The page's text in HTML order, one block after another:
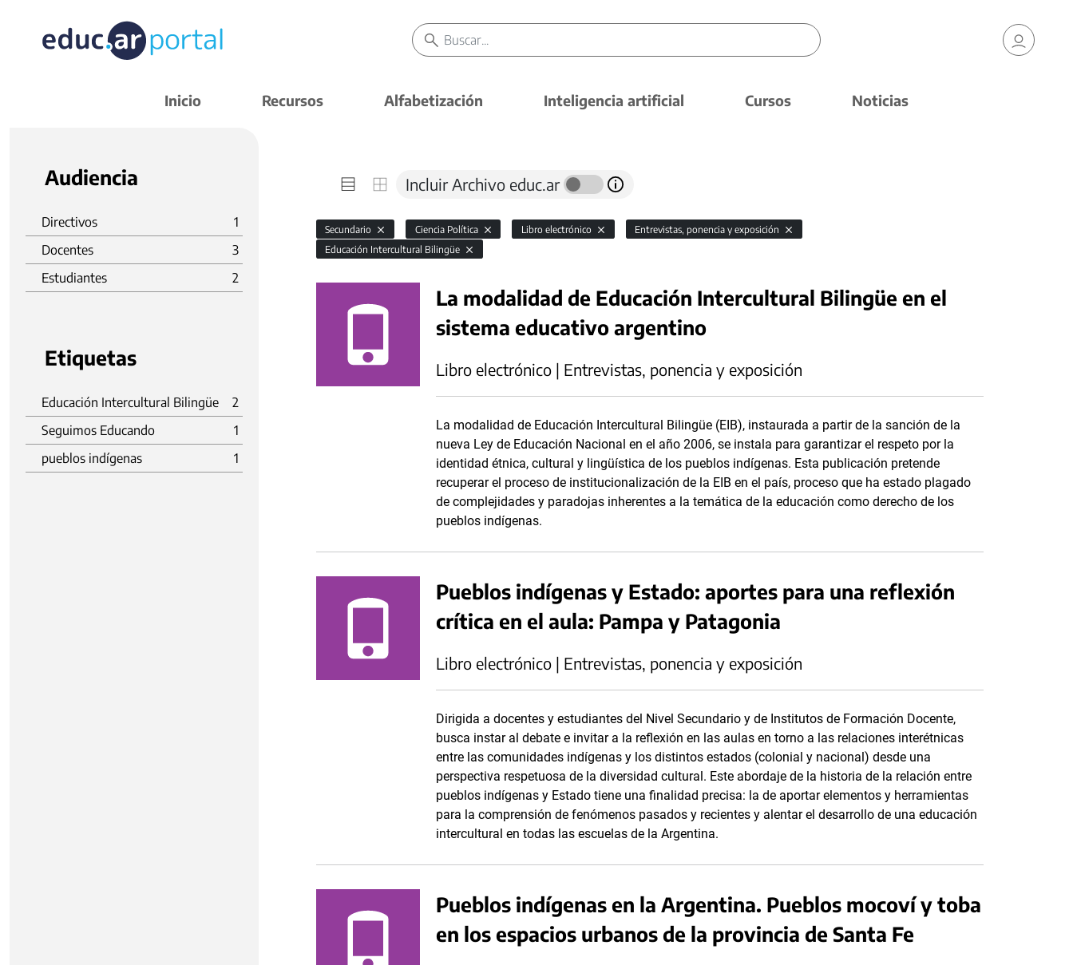
Inicio Recursos Alfabetización Inteligencia artificial Cursos Noticias
Audiencia
Directivos
1
Docentes
3
Estudiantes
2
Etiquetas
Educación Intercultural Bilingüe
2
Seguimos Educando
1
pueblos indígenas
1
Incluir Archivo educ.ar
Secundario Ciencia Política Libro electrónico
Entrevistas, ponencia y exposición
Educación Intercultural Bilingüe
La modalidad de Educación Intercultural Bilingüe en el
sistema educativo argentino
Libro electrónico | Entrevistas, ponencia y exposición
La modalidad de Educación Intercultural Bilingüe (EIB), instaurada a partir de la sanción de la
nueva Ley de Educación Nacional en el año 2006, se instala para garantizar el respeto por la
identidad étnica, cultural y lingüística de los pueblos indígenas. Esta publicación pretende
recuperar el proceso de institucionalización de la EIB en el país, proceso que ha estado plagado
de complejidades y paradojas inherentes a la temática de la educación como derecho de los
pueblos indígenas.
Pueblos indígenas y Estado: aportes para una reflexión
crítica en el aula: Pampa y Patagonia
Libro electrónico | Entrevistas, ponencia y exposición
Dirigida a docentes y estudiantes del Nivel Secundario y de Institutos de Formación Docente,
busca instar al debate e invitar a la reflexión en las aulas en torno a las relaciones interétnicas
entre las comunidades indígenas y los distintos estados (colonial y nacional) desde una
perspectiva respetuosa de la diversidad cultural. Este abordaje de la historia de la relación entre
pueblos indígenas y Estado tiene una finalidad precisa: la de aportar elementos y herramientas
para la comprensión de fenómenos pasados y recientes y alentar el desarrollo de una educación
intercultural en todas las escuelas de la Argentina.
Pueblos indígenas en la Argentina. Pueblos mocoví y toba
en los espacios urbanos de la provincia de Santa Fe